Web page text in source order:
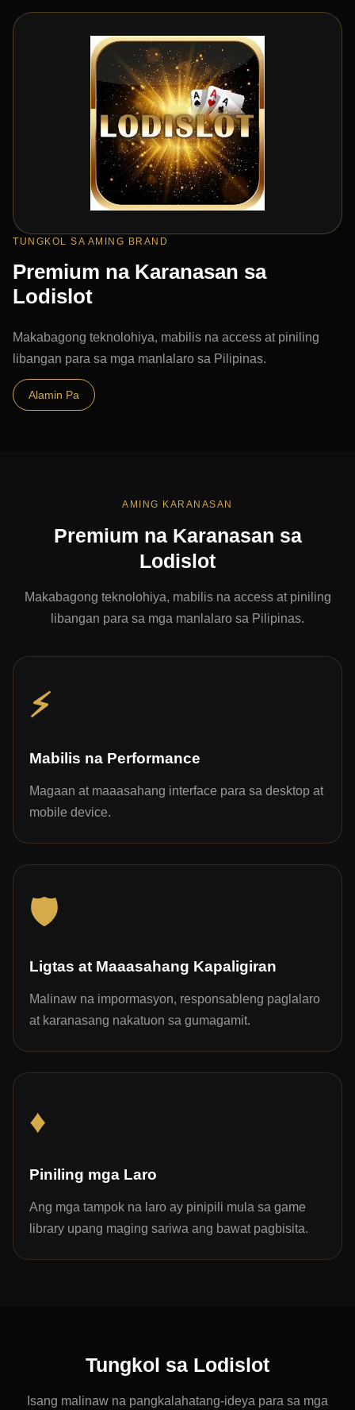
TUNGKOL SA AMING BRAND
Premium na Karanasan sa
Lodislot
Makabagong teknolohiya, mabilis na access at piniling
libangan para sa mga manlalaro sa Pilipinas.
Alamin Pa
AMING KARANASAN
Premium na Karanasan sa
Lodislot
Makabagong teknolohiya, mabilis na access at piniling
libangan para sa mga manlalaro sa Pilipinas.
⚡
Mabilis na Performance
Magaan at maaasahang interface para sa desktop at
mobile device.
🛡️
Ligtas at Maaasahang Kapaligiran
Malinaw na impormasyon, responsableng paglalaro
at karanasang nakatuon sa gumagamit.
♦
Piniling mga Laro
Ang mga tampok na laro ay pinipili mula sa game
library upang maging sariwa ang bawat pagbisita.
Tungkol sa Lodislot
Isang malinaw na pangkalahatang-ideya para sa mga